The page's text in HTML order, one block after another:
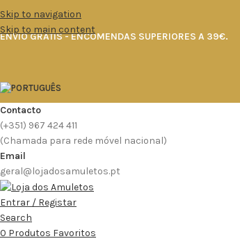
Skip to navigation
Skip to main content
ENVIO GRÁTIS - ENCOMENDAS SUPERIORES A 39€.
Contacto
(+351) 967 424 411
(Chamada para rede móvel nacional)
Email
geral@lojadosamuletos.pt
Entrar / Registar
Search
0 Produtos Favoritos